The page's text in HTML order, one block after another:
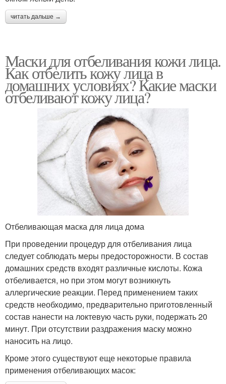
читать дальше →
Маски для отбеливания кожи лица.
Как отбелить кожу лица в
домашних условиях? Какие маски
отбеливают кожу лица?
Отбеливающая маска для лица дома
При проведении процедур для отбеливания лица
следует соблюдать меры предосторожности. В состав
домашних средств входят различные кислоты. Кожа
отбеливается, но при этом могут возникнуть
аллергические реакции. Перед применением таких
средств необходимо, предварительно приготовленный
состав нанести на локтевую часть руки, подержать 20
минут. При отсутствии раздражения маску можно
наносить на лицо.
Кроме этого существуют еще некоторые правила
применения отбеливающих масок: